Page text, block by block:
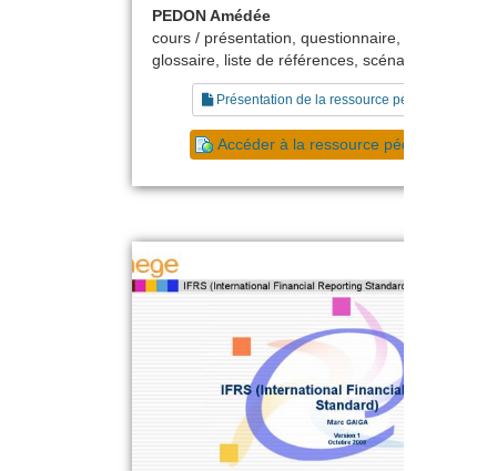
PEDON Amédée
cours / présentation, questionnaire,
glossaire, liste de références, scénario
Présentation de la ressource pédagogique
Accéder à la ressource pédagogique